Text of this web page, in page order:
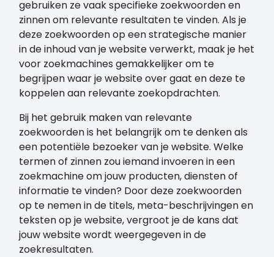
gebruiken ze vaak specifieke zoekwoorden en
zinnen om relevante resultaten te vinden. Als je
deze zoekwoorden op een strategische manier
in de inhoud van je website verwerkt, maak je het
voor zoekmachines gemakkelijker om te
begrijpen waar je website over gaat en deze te
koppelen aan relevante zoekopdrachten.
Bij het gebruik maken van relevante
zoekwoorden is het belangrijk om te denken als
een potentiële bezoeker van je website. Welke
termen of zinnen zou iemand invoeren in een
zoekmachine om jouw producten, diensten of
informatie te vinden? Door deze zoekwoorden
op te nemen in de titels, meta-beschrijvingen en
teksten op je website, vergroot je de kans dat
jouw website wordt weergegeven in de
zoekresultaten.